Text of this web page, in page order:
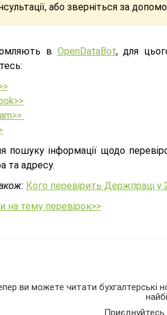
або зверніться за
в OpenDataBot, для
пошуку інформації щодо
та адресу.
Кого перевірить Держпраці у
на тему перевірок>>
ви можете читати бухгалтерські
Приєднуйтесь